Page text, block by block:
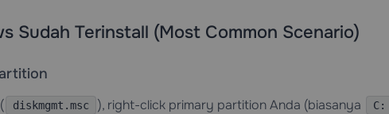
Sudah Terinstall (Most Common Scenario)
diskmgmt.msc ), right-click primary partition Anda (biasanya C: